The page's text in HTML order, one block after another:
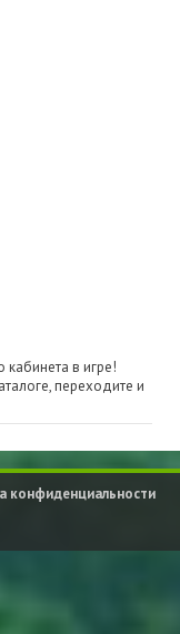
в игре!
переходите и
конфиденциальности